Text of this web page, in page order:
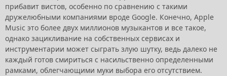
прибавит вистов, особенно по сравнению с такими
дружелюбными компаниями вроде Google. Конечно, Apple
Music это более двух миллионов музыкантов и все такое,
однако зацикливание на собственных сервисах и
инструментарии может сыграть злую шутку, ведь далеко не
каждый готов смириться с насильственно определенными
рамками, облегчающими муки выбора его отсутствием.